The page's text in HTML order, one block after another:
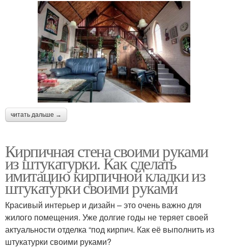
читать дальше →
Кирпичная стена своими руками
из штукатурки. Как сделать
имитацию кирпичной кладки из
штукатурки своими руками
Красивый интерьер и дизайн – это очень важно для
жилого помещения. Уже долгие годы не теряет своей
актуальности отделка “под кирпич. Как её выполнить из
штукатурки своими руками?